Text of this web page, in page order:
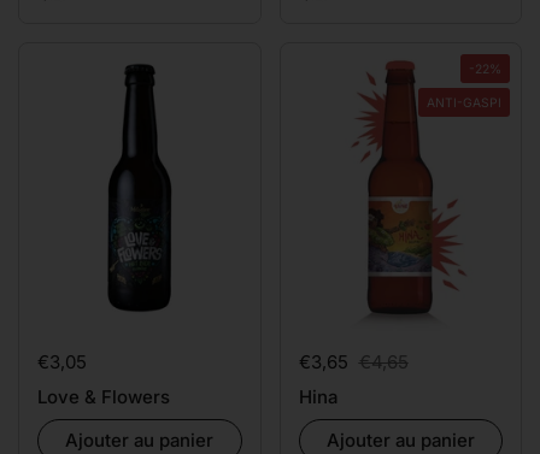
Prix:
€3,05
Love & Flowers
Ajouter au panier
Prix de solde:
€3,65 Prix régulier:
€4,65
Hina
Ajouter au panier
-22%
ANTI-GASPI